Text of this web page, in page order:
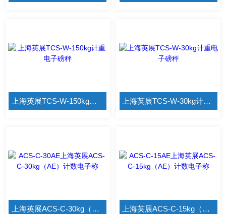
上海英展TCS-W-150kg计重电子磅秤 上海英展TCS-W-30kg计重电子磅秤
上海英展ACS-C-30kg（AE）计数电子称 上海英展ACS-C-15kg（AE）计数电子称